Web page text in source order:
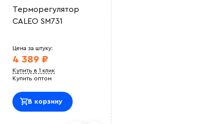
Терморегулятор
CALEO SM731
Цена за штуку:
4 389 ₽
Купить в 1 клик
Купить оптом
В корзину